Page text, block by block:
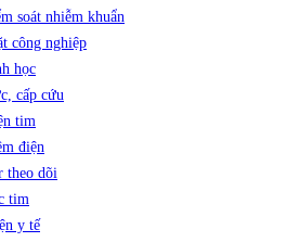
soát nhiễm khuẩn
công nghiệp
học
cấp cứu
tim
điện
theo dõi
tim
y tế